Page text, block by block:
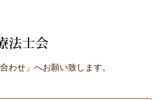
わせ」へお願い致します。